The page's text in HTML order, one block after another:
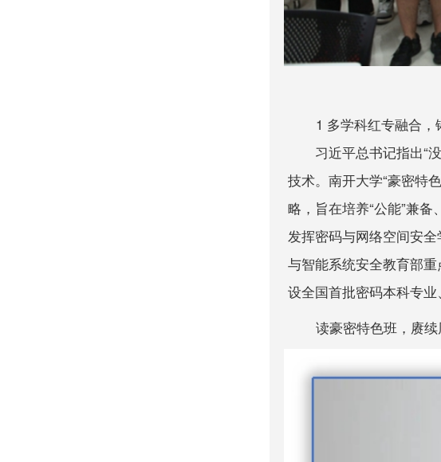
1 多学科红专融合
习近平总书记指出“没
技术。南开大学“豪密特
略，旨在培养“公能”兼
发挥密码与网络空间安
与智能系统安全教育部
设全国首批密码本科专业
读豪密特色班，赓